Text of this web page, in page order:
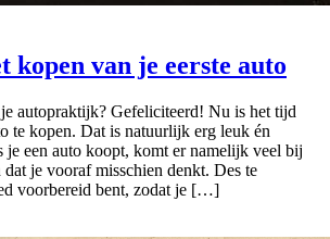
kopen van je eerste auto
autopraktijk? Gefeliciteerd! Nu is het tijd
te kopen. Dat is natuurlijk erg leuk én
je een auto koopt, komt er namelijk veel bij
je vooraf misschien denkt. Des te
voorbereid bent, zodat je […]